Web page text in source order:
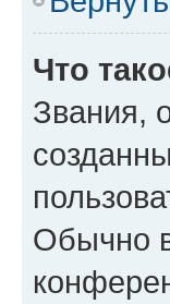
Что
Звания,
Обычно